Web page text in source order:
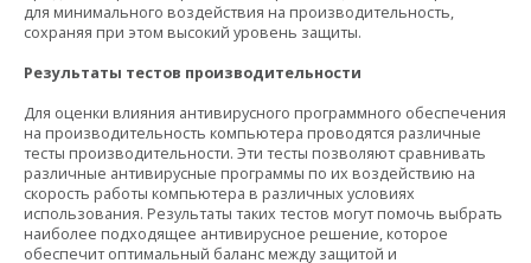
для минимального воздействия на производительность,
сохраняя при этом высокий уровень защиты.
Результаты тестов производительности
Для оценки влияния антивирусного программного обеспечения
на производительность компьютера проводятся различные
тесты производительности. Эти тесты позволяют сравнивать
различные антивирусные программы по их воздействию на
скорость работы компьютера в различных условиях
использования. Результаты таких тестов могут помочь выбрать
наиболее подходящее антивирусное решение, которое
обеспечит оптимальный баланс между защитой и